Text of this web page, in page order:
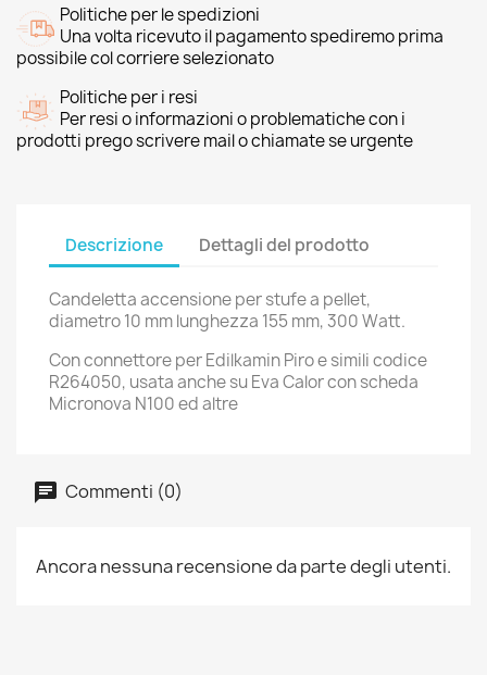
Politiche per le spedizioni
Una volta ricevuto il pagamento spediremo prima
possibile col corriere selezionato
Politiche per i resi
Per resi o informazioni o problematiche con i
prodotti prego scrivere mail o chiamate se urgente
Descrizione Dettagli del prodotto
Candeletta accensione per stufe a pellet,
diametro 10 mm lunghezza 155 mm, 300 Watt.
Con connettore per Edilkamin Piro e simili codice
R264050, usata anche su Eva Calor con scheda
Micronova N100 ed altre
Commenti (0)
Ancora nessuna recensione da parte degli utenti.